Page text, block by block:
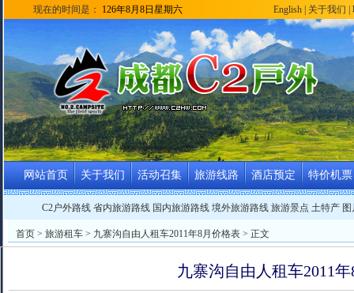
现在的时间是： 126年8月8日星期六 English 关于我们
网站首页 关于我们 活动召集 旅游线路 酒店预定 特价机票
C2户外路线 省内旅游路线 国内旅游路线 境外旅游路线 旅游景点 土特产
首页 > 旅游租车 > 九寨沟自由人租车2011年8月价格表 > 正文
九寨沟自由人租车2011